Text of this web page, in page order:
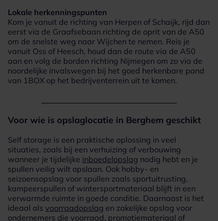
Lokale herkenningspunten
Kom je vanuit de richting van Herpen of Schaijk, rijd dan
eerst via de Graafsebaan richting de oprit van de A50
om de snelste weg naar Wijchen te nemen. Reis je
vanuit Oss of Heesch, houd dan de route via de A50
aan en volg de borden richting Nijmegen om zo via de
noordelijke invalswegen bij het goed herkenbare pand
van 1BOX op het bedrijventerrein uit te komen.
Voor wie is opslaglocatie in Berghem geschikt
Self storage is een praktische oplossing in veel
situaties, zoals bij een verhuizing of verbouwing
wanneer je tijdelijke inboedelopslag nodig hebt en je
spullen veilig wilt opslaan. Ook hobby- en
seizoensopslag voor spullen zoals sportuitrusting,
kampeerspullen of wintersportmateriaal blijft in een
verwarmde ruimte in goede conditie. Daarnaast is het
ideaal als voorraadopslag en zakelijke opslag voor
ondernemers die voorraad, promotiemateriaal of